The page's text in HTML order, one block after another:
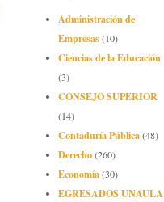
Administración de
Empresas(10)
Ciencias de la Educación
(3)
CONSEJO SUPERIOR
(14)
Contaduría Pública(48)
Derecho(260)
Economía(30)
EGRESADOS UNAULA